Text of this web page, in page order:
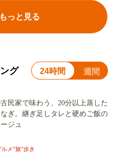
もっと見る
グ 24時間 週間
民家で味わう、20分以上蒸した
ぎ。継ぎ足しタレと硬めご飯の
ジュ
ルメ“旅”歩き